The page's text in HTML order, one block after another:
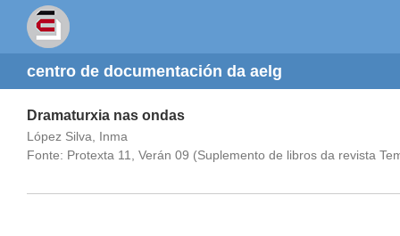
centro de documentación da aelg
Dramaturxia nas ondas
López Silva, Inma
Fonte: Protexta 11, Verán 09 (Suplemento de libros da revista